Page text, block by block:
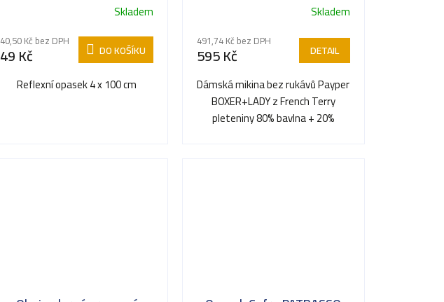
Skladem
40,50 Kč bez DPH
49 Kč DO KOŠÍKU
Reflexní opasek 4 x 100 cm
hodnocení
produktu
je
5,0
Skladem
491,74 Kč bez DPH
595 Kč DETAIL
Dámská mikina bez rukávů Payper
BOXER+LADY z French Terry
pleteniny 80% bavlna + 20%